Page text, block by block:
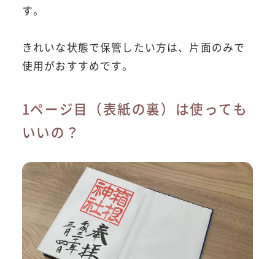
す。
きれいな状態で保管したい方は、片面のみで
使用がおすすめです。
1ページ目（表紙の裏）は使っても
いいの？